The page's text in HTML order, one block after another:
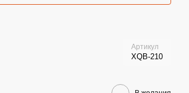
Артикул
XQB-210